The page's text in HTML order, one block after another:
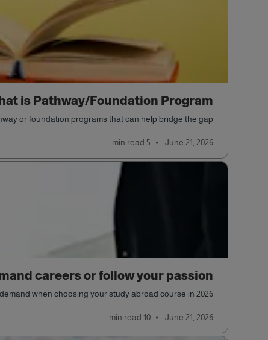
is Pathway/Foundation Program?
or foundation programs that can help bridge the gap.
June 21, 2026
5 min
read
careers or follow your passion?
when choosing your study abroad course in 2026.
June 21, 2026
10 min
read